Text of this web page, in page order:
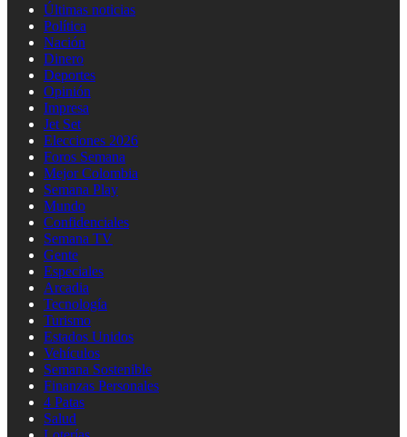
Últimas noticias
Política
Nación
Dinero
Deportes
Opinión
Impresa
Jet Set
Elecciones 2026
Foros Semana
Mejor Colombia
Semana Play
Mundo
Confidenciales
Semana TV
Gente
Especiales
Arcadia
Tecnología
Turismo
Estados Unidos
Vehículos
Semana Sostenible
Finanzas Personales
4 Patas
Salud